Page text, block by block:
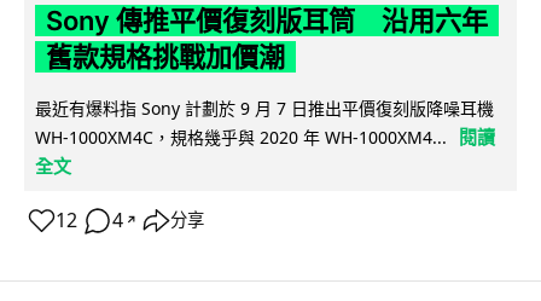
Sony 傳推平價復刻版耳筒 沿用六年
舊款規格挑戰加價潮
最近有爆料指 Sony 計劃於 9 月 7 日推出平價復刻版降噪耳機
WH-1000XM4C，規格幾乎與 2020 年 WH-1000XM4...
閱讀
全文
12 4 ↗ 分享